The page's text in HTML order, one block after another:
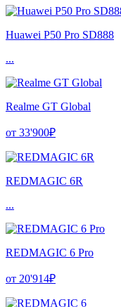
Huawei P50 Pro SD888
...
Realme GT Global
от 33'900₽
REDMAGIC 6R
...
REDMAGIC 6 Pro
от 20'914₽